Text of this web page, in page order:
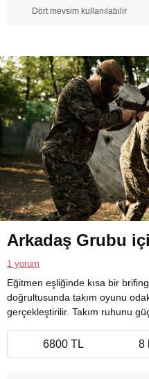
Dört mevsim kullanılabilir
Arkadaş Grubu
1 yorum
Eğitmen eşliğinde kısa bir
doğrultusunda takım oyunu
gerçekleştirilir. Takım ruhunu
6800 TL 8